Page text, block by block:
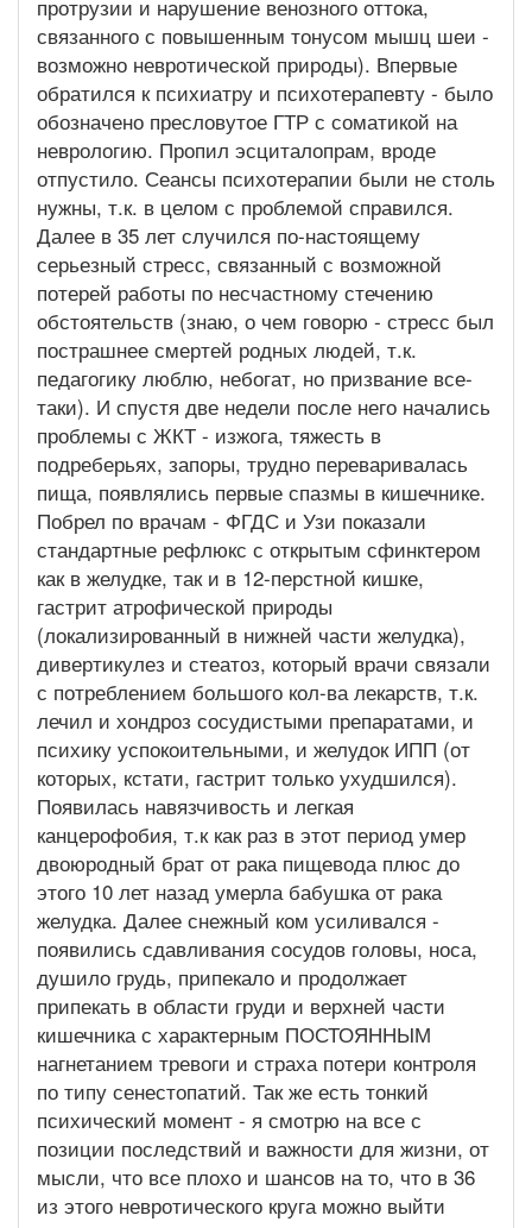
протрузии и нарушение венозного оттока,
связанного с повышенным тонусом мышц шеи -
возможно невротической природы). Впервые
обратился к психиатру и психотерапевту - было
обозначено пресловутое ГТР с соматикой на
неврологию. Пропил эсциталопрам, вроде
отпустило. Сеансы психотерапии были не столь
нужны, т.к. в целом с проблемой справился.
Далее в 35 лет случился по-настоящему
серьезный стресс, связанный с возможной
потерей работы по несчастному стечению
обстоятельств (знаю, о чем говорю - стресс был
пострашнее смертей родных людей, т.к.
педагогику люблю, небогат, но призвание все-
таки). И спустя две недели после него начались
проблемы с ЖКТ - изжога, тяжесть в
подреберьях, запоры, трудно переваривалась
пища, появлялись первые спазмы в кишечнике.
Побрел по врачам - ФГДС и Узи показали
стандартные рефлюкс с открытым сфинктером
как в желудке, так и в 12-перстной кишке,
гастрит атрофической природы
(локализированный в нижней части желудка),
дивертикулез и стеатоз, который врачи связали
с потреблением большого кол-ва лекарств, т.к.
лечил и хондроз сосудистыми препаратами, и
психику успокоительными, и желудок ИПП (от
которых, кстати, гастрит только ухудшился).
Появилась навязчивость и легкая
канцерофобия, т.к как раз в этот период умер
двоюродный брат от рака пищевода плюс до
этого 10 лет назад умерла бабушка от рака
желудка. Далее снежный ком усиливался -
появились сдавливания сосудов головы, носа,
душило грудь, припекало и продолжает
припекать в области груди и верхней части
кишечника с характерным ПОСТОЯННЫМ
нагнетанием тревоги и страха потери контроля
по типу сенестопатий. Так же есть тонкий
психический момент - я смотрю на все с
позиции последствий и важности для жизни, от
мысли, что все плохо и шансов на то, что в 36
из этого невротического круга можно выйти